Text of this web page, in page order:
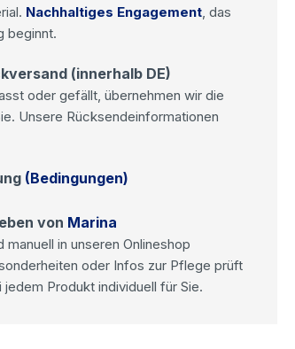
Nachhaltiges Engagement, das
beginnt.
(innerhalb DE)
oder gefällt, übernehmen wir die
Unsere Rücksendeinformationen
(Bedingungen)
von Marina
in unseren Onlineshop
oder Infos zur Pflege prüft
Produkt individuell für Sie.